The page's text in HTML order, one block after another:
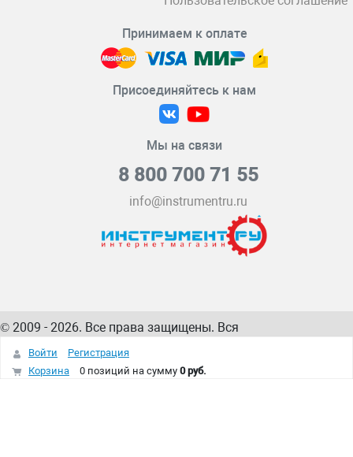
Принимаем к оплате
Присоединяйтесь к нам
Мы на связи
8 800 700 71 55
info@instrumentru.ru
© 2009 - 2026. Все права защищены. Вся
информация на сайте – собственность
интернет-магазина
Войти
Регистрация
Корзина
0 позиций на сумму 0 руб.